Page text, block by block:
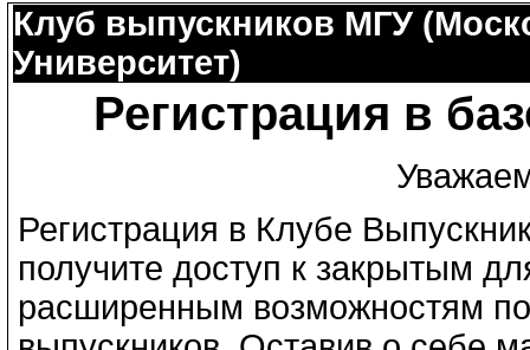
Клуб выпускников МГУ
Университет)
Регистрация в
Регистрация в Клубе
получите доступ к закрытым
расширенным возможностям